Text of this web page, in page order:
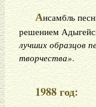
Ансамбль
решением
лучших образцов
творчества».
1988 год: